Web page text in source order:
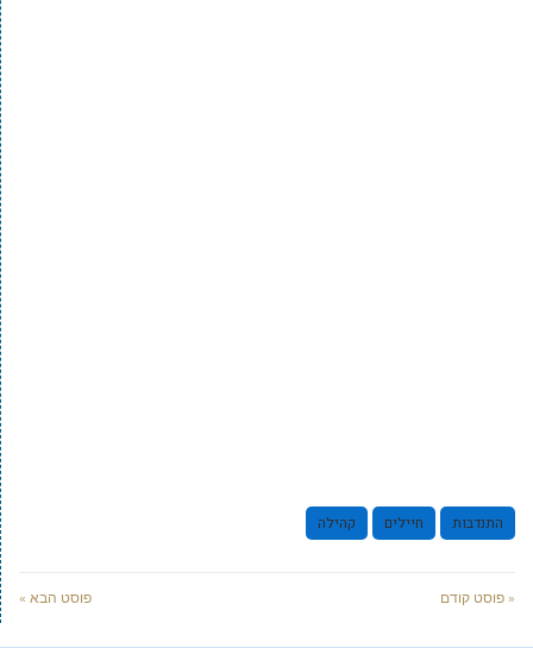
התנדבות חיילים קהילה
« פוסט קודם פוסט הבא »